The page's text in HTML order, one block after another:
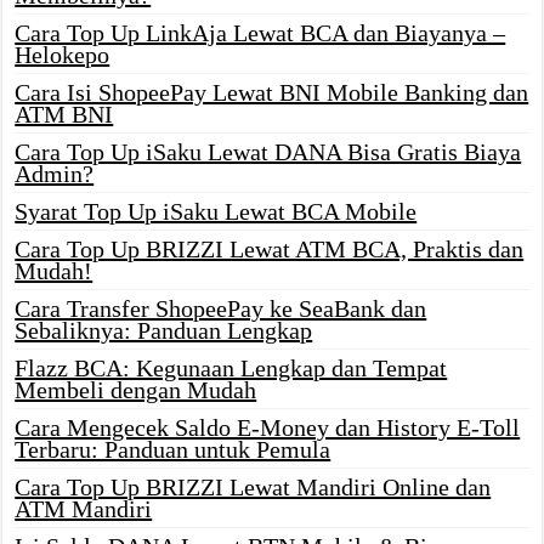
Cara Top Up LinkAja Lewat BCA dan Biayanya –
Helokepo
Cara Isi ShopeePay Lewat BNI Mobile Banking dan
ATM BNI
Cara Top Up iSaku Lewat DANA Bisa Gratis Biaya
Admin?
Syarat Top Up iSaku Lewat BCA Mobile
Cara Top Up BRIZZI Lewat ATM BCA, Praktis dan
Mudah!
Cara Transfer ShopeePay ke SeaBank dan
Sebaliknya: Panduan Lengkap
Flazz BCA: Kegunaan Lengkap dan Tempat
Membeli dengan Mudah
Cara Mengecek Saldo E-Money dan History E-Toll
Terbaru: Panduan untuk Pemula
Cara Top Up BRIZZI Lewat Mandiri Online dan
ATM Mandiri